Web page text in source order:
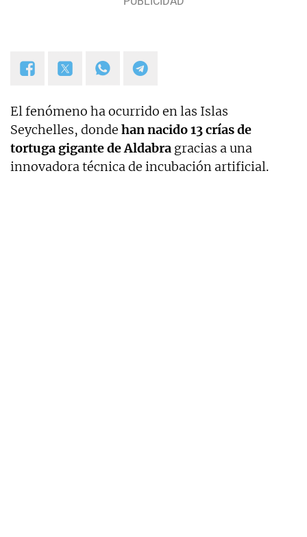
El fenómeno ha ocurrido en las Islas
Seychelles, donde han nacido 13 crías de
tortuga gigante de Aldabra gracias a una
innovadora técnica de incubación artificial.